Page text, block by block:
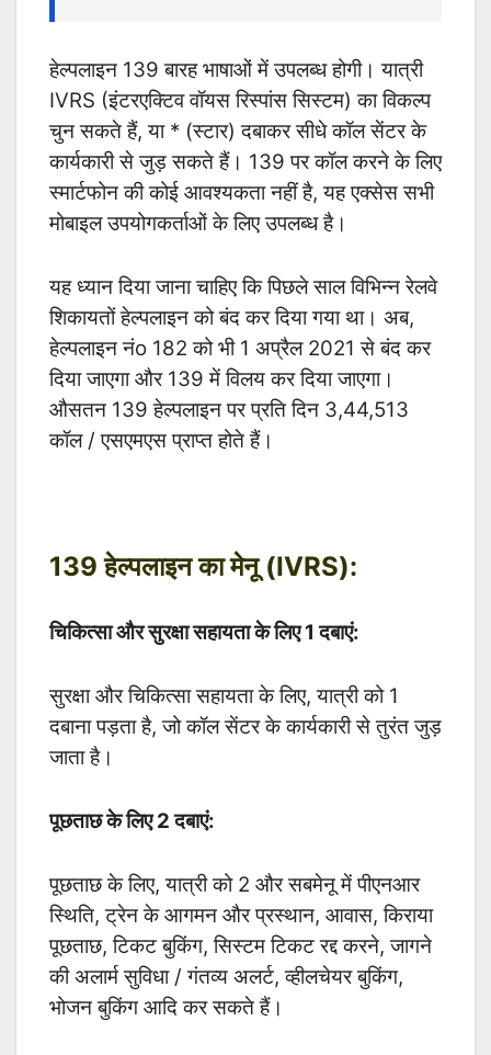
हेल्पलाइन 139 बारह भाषाओं में उपलब्ध होगी। यात्री
IVRS (इंटरएक्टिव वॉयस रिस्पांस सिस्टम) का विकल्प
चुन सकते हैं, या * (स्टार) दबाकर सीधे कॉल सेंटर के
कार्यकारी से जुड़ सकते हैं। 139 पर कॉल करने के लिए
स्मार्टफोन की कोई आवश्यकता नहीं है, यह एक्सेस सभी
मोबाइल उपयोगकर्ताओं के लिए उपलब्ध है।
यह ध्यान दिया जाना चाहिए कि पिछले साल विभिन्न रेलवे
शिकायतों हेल्पलाइन को बंद कर दिया गया था। अब,
हेल्पलाइन नंo 182 को भी 1 अप्रैल 2021 से बंद कर
दिया जाएगा और 139 में विलय कर दिया जाएगा।
औसतन 139 हेल्पलाइन पर प्रति दिन 3,44,513
कॉल / एसएमएस प्राप्त होते हैं।
139 हेल्पलाइन का मेनू (IVRS):
चिकित्सा और सुरक्षा सहायता के लिए 1 दबाएं:
सुरक्षा और चिकित्सा सहायता के लिए, यात्री को 1
दबाना पड़ता है, जो कॉल सेंटर के कार्यकारी से तुरंत जुड़
जाता है।
पूछताछ के लिए 2 दबाएं:
पूछताछ के लिए, यात्री को 2 और सबमेनू में पीएनआर
स्थिति, ट्रेन के आगमन और प्रस्थान, आवास, किराया
पूछताछ, टिकट बुकिंग, सिस्टम टिकट रद्द करने, जागने
की अलार्म सुविधा / गंतव्य अलर्ट, व्हीलचेयर बुकिंग,
भोजन बुकिंग आदि कर सकते हैं।